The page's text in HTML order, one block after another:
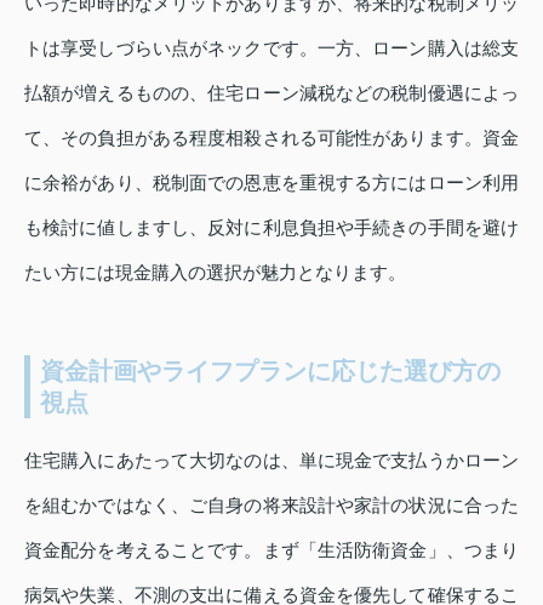
トは享受しづらい点がネックです。一方、ローン購入は総支
払額が増えるものの、住宅ローン減税などの税制優遇によっ
て、その負担がある程度相殺される可能性があります。資金
に余裕があり、税制面での恩恵を重視する方にはローン利用
も検討に値しますし、反対に利息負担や手続きの手間を避け
たい方には現金購入の選択が魅力となります。
資金計画やライフプランに応じた選び方の
視点
住宅購入にあたって大切なのは、単に現金で支払うかローン
を組むかではなく、ご自身の将来設計や家計の状況に合った
資金配分を考えることです。まず「生活防衛資金」、つまり
病気や失業、不測の支出に備える資金を優先して確保するこ